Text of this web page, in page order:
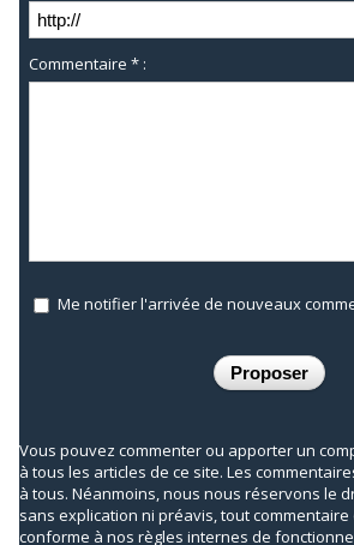
Commentaire * :
Me notifier l'arrivée de nouveaux
Vous pouvez commenter ou apporter un
à tous les articles de ce site. Les
à tous. Néanmoins, nous nous réservons le
sans explication ni préavis, tout
conforme à nos règles internes de